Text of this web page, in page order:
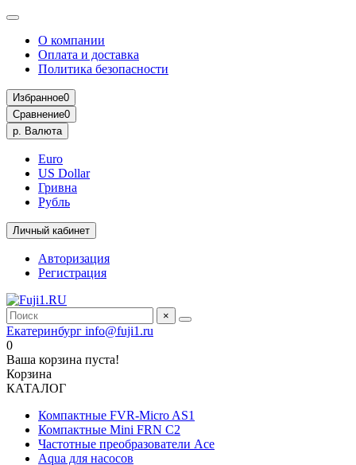
О компании
Оплата и доставка
Политика безопасности
Избранное0
Сравнение0
р. Валюта
Euro
US Dollar
Гривна
Рубль
Личный кабинет
Авторизация
Регистрация
×
Екатеринбург info@fuji1.ru
0
Ваша корзина пуста!
Корзина
КАТАЛОГ
Компактные FVR-Micro AS1
Компактные Mini FRN C2
Частотные преобразователи Ace
Aqua для насосов